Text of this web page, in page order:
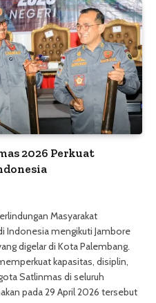
2026 Perkuat
Masyarakat
Indonesia mengikuti Jambore
digelar di Kota Palembang.
kapasitas, disiplin,
Satlinmas di seluruh
pada 29 April 2026 tersebut